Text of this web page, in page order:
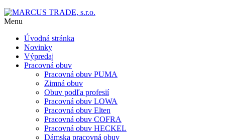
Menu
Úvodná stránka
Novinky
Výpredaj
Pracovná obuv
Pracovná obuv PUMA
Zimná obuv
Obuv podľa profesií
Pracovná obuv LOWA
Pracovná obuv Elten
Pracovná obuv COFRA
Pracovná obuv HECKEL
Dámska pracovná obuv